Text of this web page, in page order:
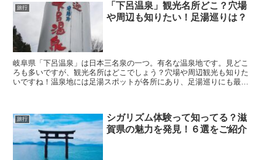
旅行
「下呂温泉」観光名所どこ？穴場
や周辺も知りたい！足湯巡りは？
岐阜県「下呂温泉」は日本三名泉の一つ。有名な温泉地です。見どこ
ろも多いですが、観光名所はどこでしょう？穴場や周辺観光も知りた
いですね！温泉地には足湯スポットが各所にあり、足湯巡りにも最高
旅行
シガリズム体験って知ってる？滋
賀県の魅力を発見！６選をご紹介